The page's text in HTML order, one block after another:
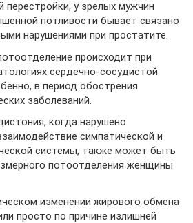
перестройки, у зрелых мужчин
потливости бывает связано
нарушениями при простатите.
происходит при
сердечно-сосудистой
в период обострения
заболеваний.
когда нарушено
симпатической и
системы, также может быть
потоотделения женщины
изменении жирового обмена
просто по причине излишней